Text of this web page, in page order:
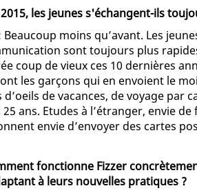
2015, les jeunes s'échangent-ils
Beaucoup moins qu’avant. Les
sont toujours plus
coup de vieux ces 10 dernières
les garçons qui en envoient le
d’oeils de vacances, de voyage par
25 ans. Etudes à l’étranger, envie
envie d’envoyer des cartes
fonctionne Fizzer
à leurs nouvelles pratiques ?